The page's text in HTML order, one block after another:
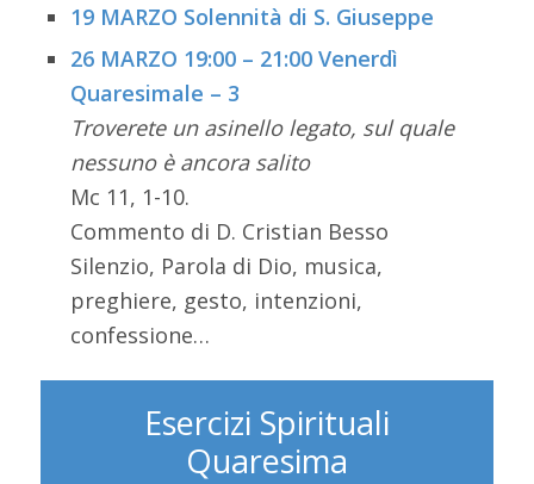
19 MARZO Solennità di S. Giuseppe
26 MARZO 19:00 – 21:00 Venerdì
Quaresimale – 3
Troverete un asinello legato, sul quale
nessuno è ancora salito
Mc 11, 1-10.
Commento di D. Cristian Besso
Silenzio, Parola di Dio, musica,
preghiere, gesto, intenzioni,
confessione…
Esercizi Spirituali
Quaresima